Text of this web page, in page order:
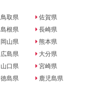
鳥取県
島根県
岡山県
広島県
山口県
徳島県
佐賀県
長崎県
熊本県
大分県
宮崎県
鹿児島県